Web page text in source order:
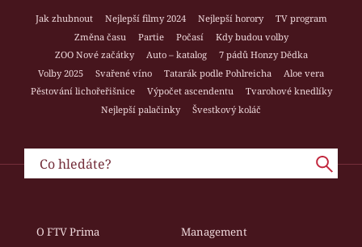
Jak zhubnout Nejlepší filmy 2024 Nejlepší horory
TV program
Změna času
Partie Počasí
Kdy budou volby
ZOO Nové začátky
Auto – katalog
7 pádů Honzy Dědka
Volby 2025
Svařené víno Tatarák podle Pohlreicha
Aloe vera
Pěstování lichořeřišnice
Výpočet ascendentu
Tvarohové knedlíky
Nejlepší palačinky
Švestkový koláč
O FTV Prima
Management